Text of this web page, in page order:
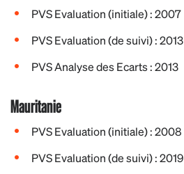
PVS Evaluation (initiale) : 2007
PVS Evaluation (de suivi) : 2013
PVS Analyse des Ecarts : 2013
Mauritanie
PVS Evaluation (initiale) : 2008
PVS Evaluation (de suivi) : 2019